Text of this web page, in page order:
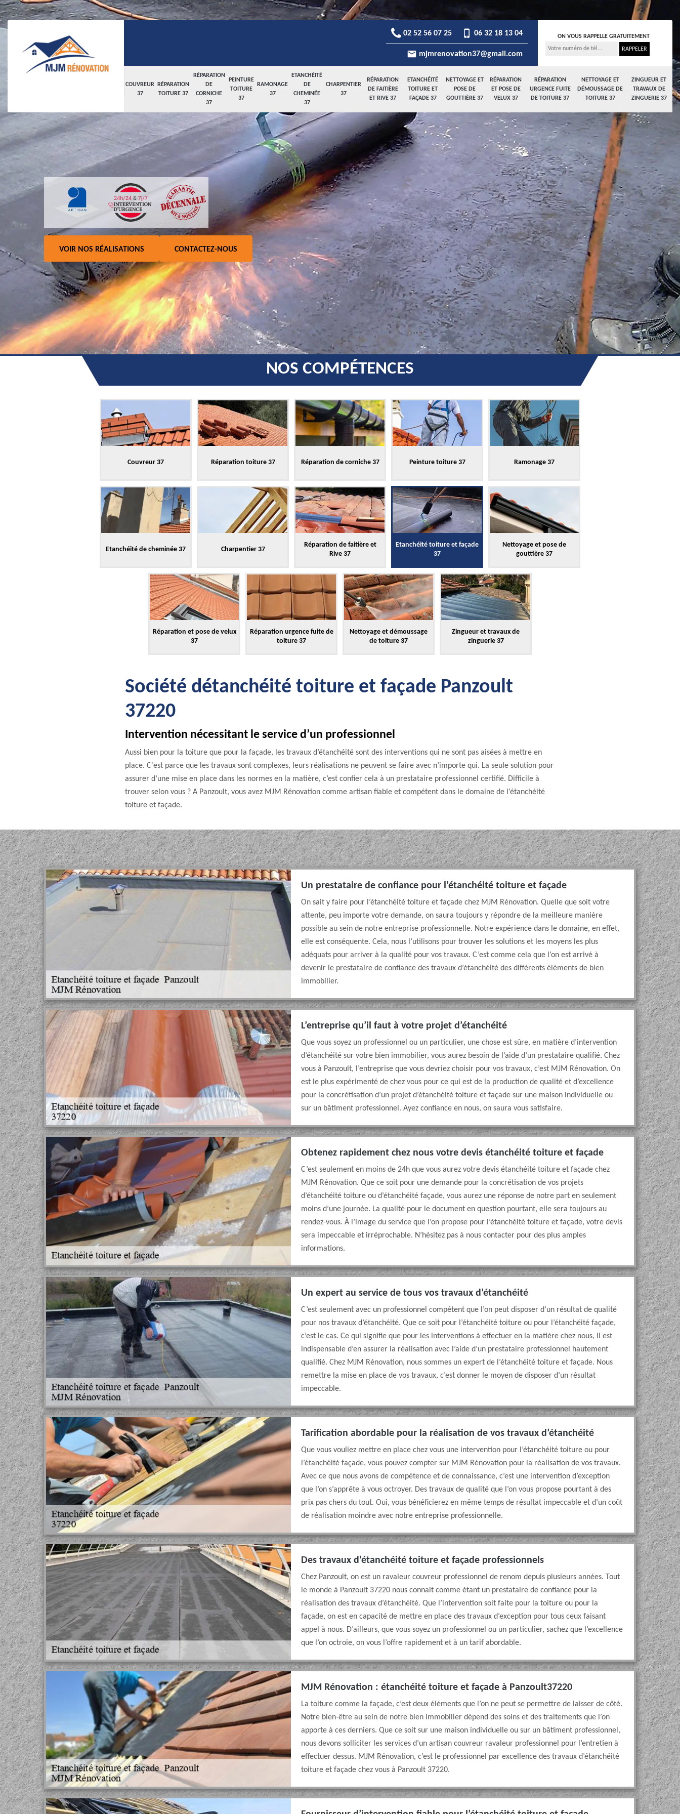
COUVREUR
37
RÉPARATION
TOITURE 37
RÉPARATION
DE
CORNICHE
37
PEINTURE
TOITURE
37
RAMONAGE
37
ETANCHÉITÉ
DE
CHEMINÉE
37
CHARPENTIER
37
RÉPARATION
DE FAITIÈRE
ET RIVE 37
ETANCHÉITÉ
TOITURE ET
FAÇADE 37
NETTOYAGE ET
POSE DE
GOUTTIÈRE 37
RÉPARATION
ET POSE DE
VELUX 37
RÉPARATION
URGENCE FUITE
DE TOITURE 37
NETTOYAGE ET
DÉMOUSSAGE DE
TOITURE 37
ZINGUEUR ET
TRAVAUX DE
ZINGUERIE 37
02 52 56 07 25 06 32 18 13 04
mjmrenovation37@gmail.com
ON VOUS RAPPELLE GRATUITEMENT
VOIR NOS RÉALISATIONS CONTACTEZ-NOUS
NOS COMPÉTENCES
Couvreur 37 Réparation toiture 37 Réparation de corniche 37 Peinture toiture 37 Ramonage 37
Etanchéité de cheminée 37 Charpentier 37
Réparation de faitière et
Rive 37
Etanchéité toiture et façade
37
Nettoyage et pose de
gouttière 37
Réparation et pose de velux
37
Réparation urgence fuite de
toiture 37
Nettoyage et démoussage
de toiture 37
Zingueur et travaux de
zinguerie 37
Société détanchéité toiture et façade Panzoult
37220
Intervention nécessitant le service d’un professionnel
Aussi bien pour la toiture que pour la façade, les travaux d’étanchéité sont des interventions qui ne sont pas aisées à mettre en
place. C’est parce que les travaux sont complexes, leurs réalisations ne peuvent se faire avec n’importe qui. La seule solution pour
assurer d’une mise en place dans les normes en la matière, c’est confier cela à un prestataire professionnel certifié. Difficile à
trouver selon vous ? A Panzoult, vous avez MJM Rénovation comme artisan fiable et compétent dans le domaine de l’étanchéité
toiture et façade.
Un prestataire de confiance pour l’étanchéité toiture et façade
On sait y faire pour l’étanchéité toiture et façade chez MJM Rénovation. Quelle que soit votre
attente, peu importe votre demande, on saura toujours y répondre de la meilleure manière
possible au sein de notre entreprise professionnelle. Notre expérience dans le domaine, en effet,
elle est conséquente. Cela, nous l’utilisons pour trouver les solutions et les moyens les plus
adéquats pour arriver à la qualité pour vos travaux. C’est comme cela que l’on est arrivé à
devenir le prestataire de confiance des travaux d’étanchéité des différents éléments de bien
immobilier.
L’entreprise qu’il faut à votre projet d’étanchéité
Que vous soyez un professionnel ou un particulier, une chose est sûre, en matière d’intervention
d’étanchéité sur votre bien immobilier, vous aurez besoin de l’aide d’un prestataire qualifié. Chez
vous à Panzoult, l’entreprise que vous devriez choisir pour vos travaux, c’est MJM Rénovation. On
est le plus expérimenté de chez vous pour ce qui est de la production de qualité et d’excellence
pour la concrétisation d’un projet d’étanchéité toiture et façade sur une maison individuelle ou
sur un bâtiment professionnel. Ayez confiance en nous, on saura vous satisfaire.
Obtenez rapidement chez nous votre devis étanchéité toiture et façade
C’est seulement en moins de 24h que vous aurez votre devis étanchéité toiture et façade chez
MJM Rénovation. Que ce soit pour une demande pour la concrétisation de vos projets
d’étanchéité toiture ou d’étanchéité façade, vous aurez une réponse de notre part en seulement
moins d’une journée. La qualité pour le document en question pourtant, elle sera toujours au
rendez-vous. À l’image du service que l’on propose pour l’étanchéité toiture et façade, votre devis
sera impeccable et irréprochable. N’hésitez pas à nous contacter pour des plus amples
informations.
Un expert au service de tous vos travaux d’étanchéité
C’est seulement avec un professionnel compétent que l’on peut disposer d’un résultat de qualité
pour nos travaux d’étanchéité. Que ce soit pour l’étanchéité toiture ou pour l’étanchéité façade,
c’est le cas. Ce qui signifie que pour les interventions à effectuer en la matière chez nous, il est
indispensable d’en assurer la réalisation avec l’aide d’un prestataire professionnel hautement
qualifié. Chez MJM Rénovation, nous sommes un expert de l’étanchéité toiture et façade. Nous
remettre la mise en place de vos travaux, c’est donner le moyen de disposer d’un résultat
impeccable.
Tarification abordable pour la réalisation de vos travaux d’étanchéité
Que vous vouliez mettre en place chez vous une intervention pour l’étanchéité toiture ou pour
l’étanchéité façade, vous pouvez compter sur MJM Rénovation pour la réalisation de vos travaux.
Avec ce que nous avons de compétence et de connaissance, c’est une intervention d’exception
que l’on s’apprête à vous octroyer. Des travaux de qualité que l’on vous propose pourtant à des
prix pas chers du tout. Oui, vous bénéficierez en même temps de résultat impeccable et d’un coût
de réalisation moindre avec notre entreprise professionnelle.
Des travaux d’étanchéité toiture et façade professionnels
Chez Panzoult, on est un ravaleur couvreur professionnel de renom depuis plusieurs années. Tout
le monde à Panzoult 37220 nous connait comme étant un prestataire de confiance pour la
réalisation des travaux d’étanchéité. Que l’intervention soit faite pour la toiture ou pour la
façade, on est en capacité de mettre en place des travaux d’exception pour tous ceux faisant
appel à nous. D’ailleurs, que vous soyez un professionnel ou un particulier, sachez que l’excellence
que l’on octroie, on vous l’offre rapidement et à un tarif abordable.
MJM Rénovation : étanchéité toiture et façade à Panzoult37220
La toiture comme la façade, c’est deux éléments que l’on ne peut se permettre de laisser de côté.
Notre bien-être au sein de notre bien immobilier dépend des soins et des traitements que l’on
apporte à ces derniers. Que ce soit sur une maison individuelle ou sur un bâtiment professionnel,
nous devons solliciter les services d’un artisan couvreur ravaleur professionnel pour l’entretien à
effectuer dessus. MJM Rénovation, c’est le professionnel par excellence des travaux d’étanchéité
toiture et façade chez vous à Panzoult 37220.